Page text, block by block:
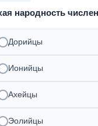
народность
Дорийцы
Ионийцы
Ахейцы
Эолийцы